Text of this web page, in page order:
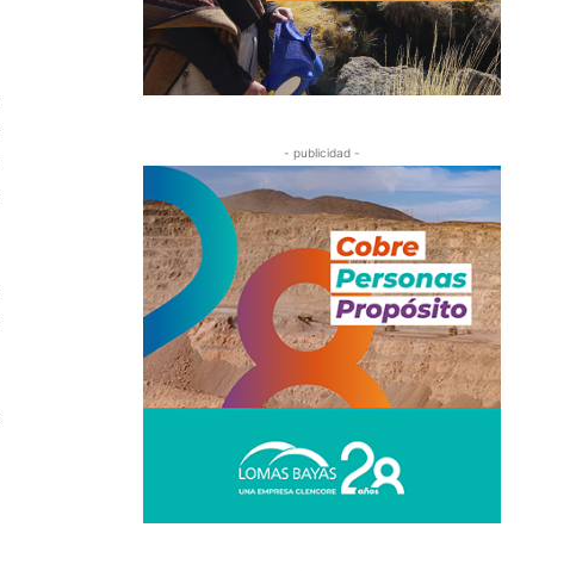
- publicidad -